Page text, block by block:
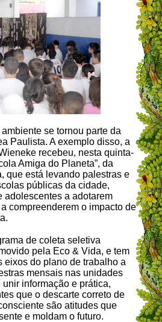
se tornou parte da
Paulista. A exemplo disso, a
recebeu, nesta quinta-
Amiga do Planeta”, da
que está levando palestras e
públicas da cidade,
adolescentes a adotarem
compreenderem o impacto de
de coleta seletiva
pela Eco & Vida, e tem
eixos do plano de trabalho a
mensais nas unidades
informação e prática,
que o descarte correto de
são atitudes que
e moldam o futuro.